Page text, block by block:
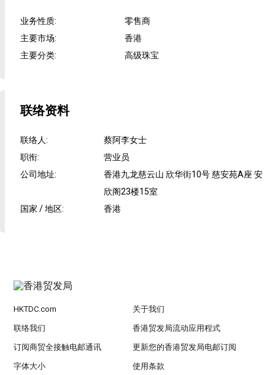
业务性质:
零售商
主要市场:
香港
主要分类: 高级珠宝
联络资料
联络人:
蔡阿李女士
职衔:
营业员
公司地址:
香港九龙慈云山 欣华街10号 慈安苑A座 安
欣阁23楼15室
国家 / 地区: 香港
HKTDC.com 关于我们
联络我们 香港贸发局流动应用程式
订阅商贸全接触电邮通讯 更新您的香港贸发局电邮订阅
字体大小 使用条款